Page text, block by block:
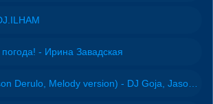
- Ирина Завадская